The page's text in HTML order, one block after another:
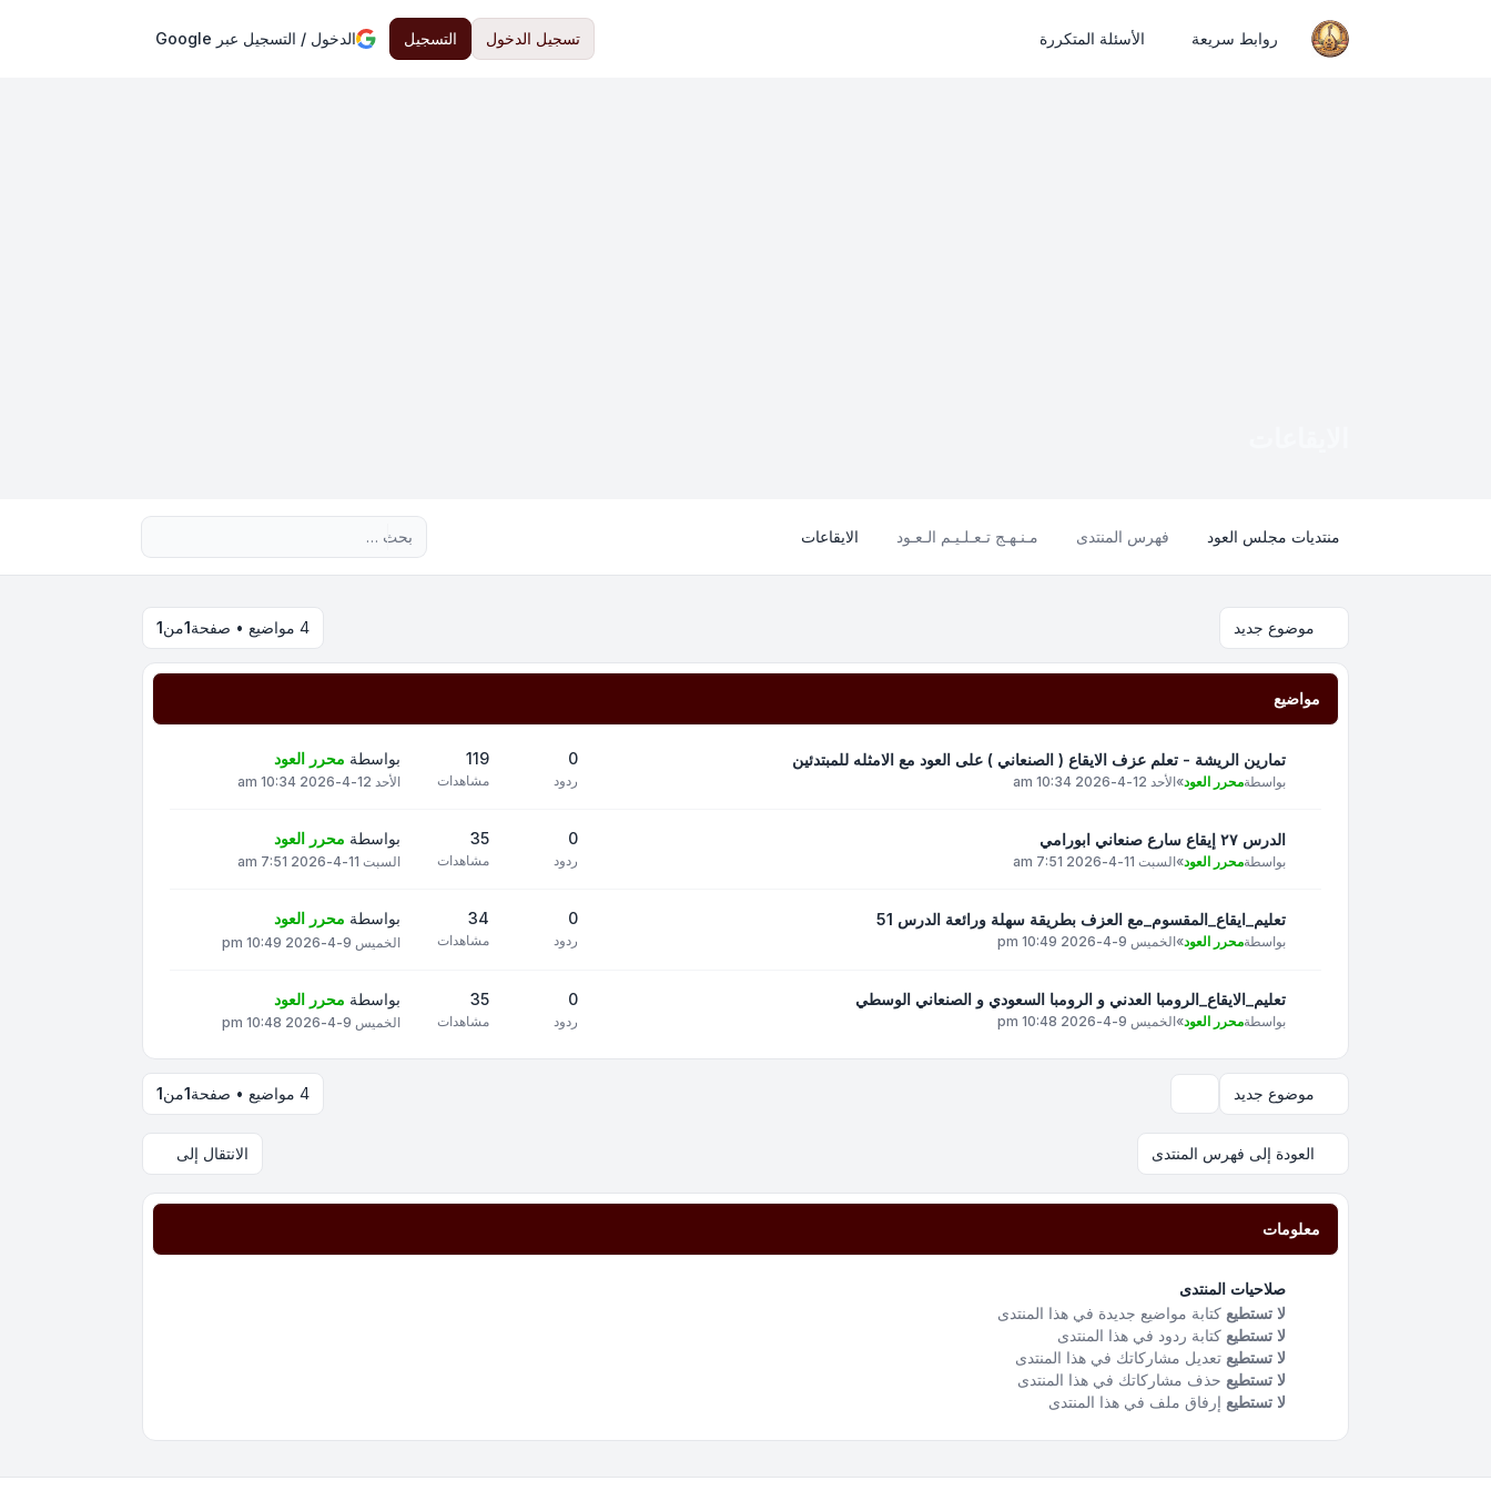
روابط سريعة الأسئلة المتكررة تسجيل الدخول التسجيل الدخول / التسجيل عبر Google
منتديات مجلس العود فهرس المنتدى مـنـهـج تـعـلـيـم الـعـود الايقاعات
موضوع جديد 4 مواضيع • صفحة 1من1
مواضيع
تمارين الريشة - تعلم عزف الايقاع ( الصنعاني ) على العود مع الامثله للمبتدئين
بواسطةمحرر العود»الأحد 12-4-2026 10:34 am
0
ردود
119
مشاهدات
بواسطة محرر العود
الأحد 12-4-2026 10:34 am
الدرس ٢٧ إيقاع سارع صنعاني ابورامي
بواسطةمحرر العود»السبت 11-4-2026 7:51 am
0
ردود
35
مشاهدات
بواسطة محرر العود
السبت 11-4-2026 7:51 am
تعليم_ايقاع_المقسوم_مع العزف بطريقة سهلة ورائعة الدرس 51
بواسطةمحرر العود»الخميس 9-4-2026 10:49 pm
0
ردود
34
مشاهدات
بواسطة محرر العود
الخميس 9-4-2026 10:49 pm
تعليم_الايقاع_الرومبا العدني و الرومبا السعودي و الصنعاني الوسطي
بواسطةمحرر العود»الخميس 9-4-2026 10:48 pm
0
ردود
35
مشاهدات
بواسطة محرر العود
الخميس 9-4-2026 10:48 pm
موضوع جديد 4 مواضيع • صفحة 1من1
العودة إلى فهرس المنتدى الانتقال إلى
معلومات
صلاحيات المنتدى
لا تستطيع كتابة مواضيع جديدة في هذا المنتدى
لا تستطيع كتابة ردود في هذا المنتدى
لا تستطيع تعديل مشاركاتك في هذا المنتدى
لا تستطيع حذف مشاركاتك في هذا المنتدى
لا تستطيع إرفاق ملف في هذا المنتدى